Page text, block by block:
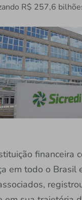
R$ 257,6
financeira
em todo o Brasil